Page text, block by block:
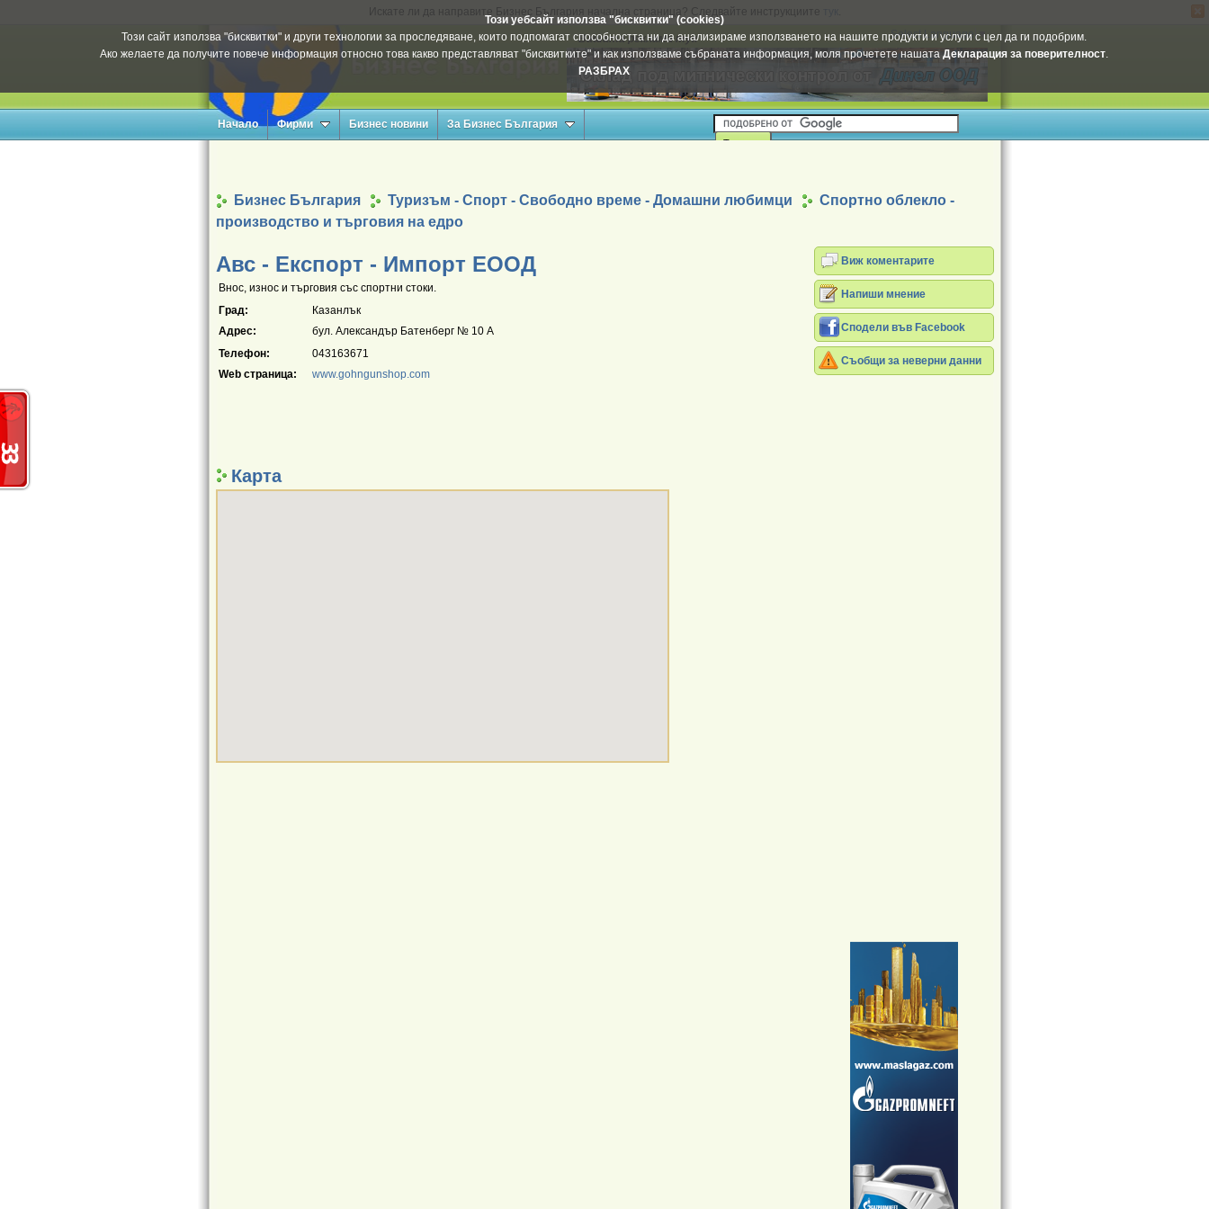
Искате ли да направите Бизнес България начална страница? Следвайте инструкциите
Този уебсайт използва "бисквитки" (cookies)
Този сайт използва "бисквитки" и други технологии за проследяване, които подпомагат способността ни да анализираме използването на нашите продукти и услуги с цел да ги подобрим.
Ако желаете да получите повече информация относно това какво представляват "бисквитките" и как използваме събраната информация, моля прочетете нашатаДекларация за поверителност.
РАЗБРАХ
Select Language ▼
Вашата реклама тук
Начало Фирми Бизнес новини За Бизнес България
Бизнес България Туризъм - Спорт - Свободно време - Домашни любимци
Спортно облекло -
производство и търговия на едро
Авс - Експорт - Импорт ЕООД
Внос, износ и търговия със спортни стоки.
Град:
Казанлък
Адрес:
бул. Александър Батенберг № 10 А
Телефон:
043163671
Web страница:
www.gohngunshop.com
Карта
Виж коментарите
Напиши мнение
Сподели във Facebook
Съобщи за неверни данни